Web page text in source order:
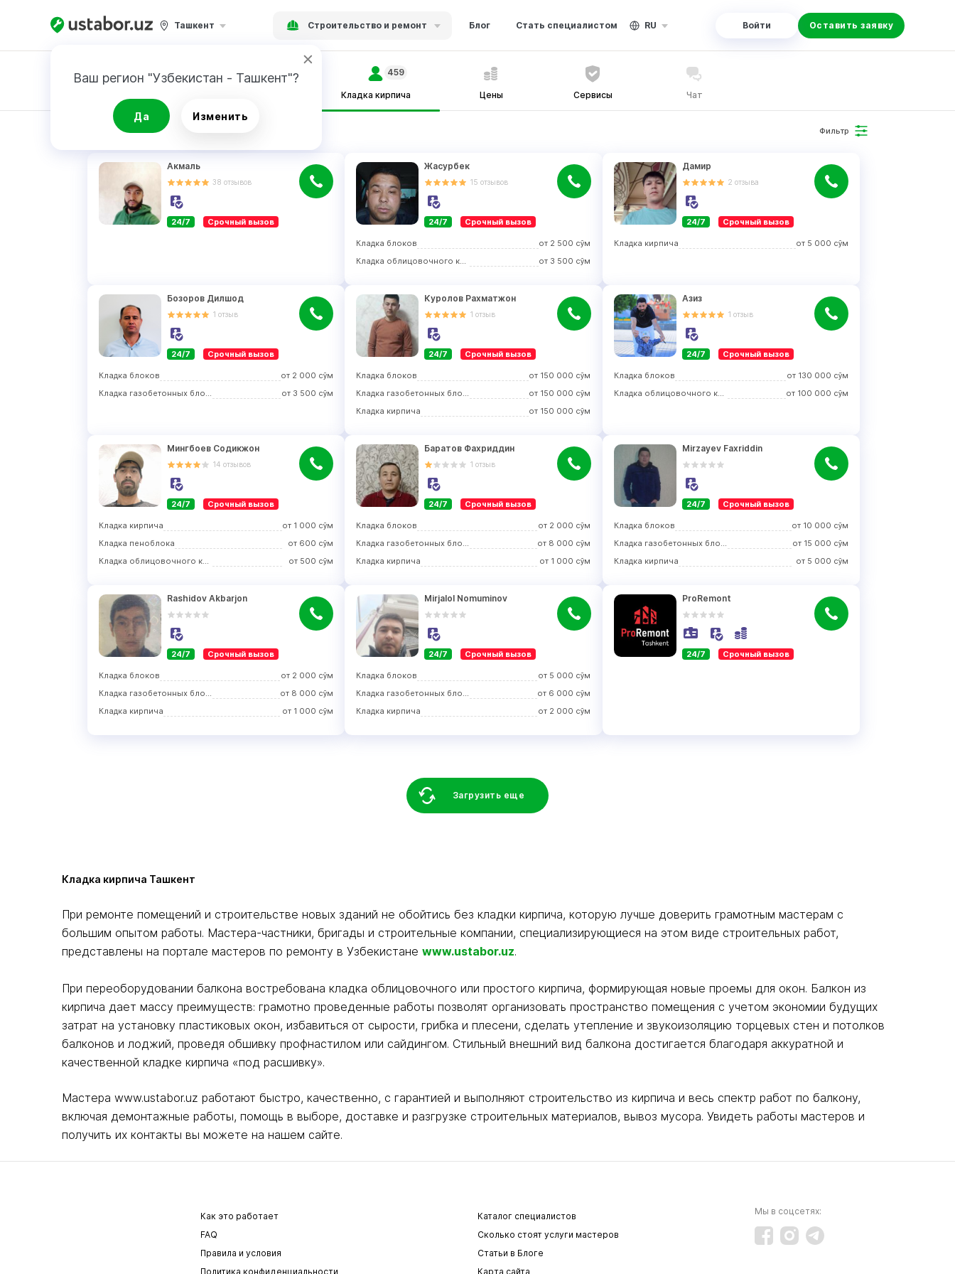
Ташкент Строительство и ремонт Блог Стать специалистом RU Войти Оставить заявку
Ваш регион "Узбекистан - Ташкент"?
Да Изменить
Кладка кирпича
459
Цены Сервисы Чат
РЕЗУЛЬТАТ Фильтр
Акмаль
38 отзывов
24/7 Срочный вызов
Жасурбек
15отзывов
24/7 Срочный вызов
Кладка блоков от 2 500 сўм
Кладка облицовочного кирпича
от 3 500 сўм
Дамир
2 отзыва
24/7 Срочный вызов
Кладка кирпича от 5 000 сўм
Бозоров Дилшод
1 отзыв
24/7 Срочный вызов
Кладка блоков от 2 000 сўм
Кладка газобетонных блоков
от 3 500 сўм
Куролов Рахматжон
1отзыв
24/7 Срочный вызов
Кладка блоков от 150 000 сўм
Кладка газобетонных блоков
от 150 000 сўм
Кладка кирпича
от 150 000 сўм
Азиз
1 отзыв
24/7 Срочный вызов
Кладка блоков от 130 000 сўм
Кладка облицовочного кирпича
от 100 000 сўм
Мингбоев Содикжон
14 отзывов
24/7 Срочный вызов
Кладка кирпича от 1 000 сўм
Кладка пеноблока
от 600 сўм
Кладка облицовочного кирпича
от 500 сўм
Баратов Фахриддин
1отзыв
24/7 Срочный вызов
Кладка блоков от 2 000 сўм
Кладка газобетонных блоков
от 8 000 сўм
Кладка кирпича
от 1 000 сўм
Mirzayev Faxriddin
24/7 Срочный вызов
Кладка блоков от 10 000 сўм
Кладка газобетонных блоков
от 15 000 сўм
Кладка кирпича
от 5 000 сўм
Rashidov Akbarjon
24/7 Срочный вызов
Кладка блоков от 2 000 сўм
Кладка газобетонных блоков
от 8 000 сўм
Кладка кирпича
от 1 000 сўм
Mirjalol Nomuminov
24/7 Срочный вызов
Кладка блоков от 5 000 сўм
Кладка газобетонных блоков
от 6 000 сўм
Кладка кирпича
от 2 000 сўм
ProRemont
24/7 Срочный вызов
Загрузить еще
Кладка кирпича Ташкент
При ремонте помещений и строительстве новых зданий не обойтись без кладки кирпича, которую лучше доверить грамотным мастерам с
большим опытом работы. Мастера-частники, бригады и строительные компании, специализирующиеся на этом виде строительных работ,
представлены на портале мастеров по ремонту в Узбекистане www.ustabor.uz.
При переоборудовании балкона востребована кладка облицовочного или простого кирпича, формирующая новые проемы для окон. Балкон из
кирпича дает массу преимуществ: грамотно проведенные работы позволят организовать пространство помещения с учетом экономии будущих
затрат на установку пластиковых окон, избавиться от сырости, грибка и плесени, сделать утепление и звукоизоляцию торцевых стен и потолков
балконов и лоджий, проведя обшивку профнастилом или сайдингом. Стильный внешний вид балкона достигается благодаря аккуратной и
качественной кладке кирпича «под расшивку».
Мастера www.ustabor.uz работают быстро, качественно, с гарантией и выполняют строительство из кирпича и весь спектр работ по балкону,
включая демонтажные работы, помощь в выборе, доставке и разгрузке строительных материалов, вывоз мусора. Увидеть работы мастеров и
получить их контакты вы можете на нашем сайте.
Как это работает
Каталог специалистов
FAQ
Сколько стоят услуги мастеров
Правила и условия
Статьи в Блоге
Политика конфиденциальности
Карта сайта
Мы в соцсетях: